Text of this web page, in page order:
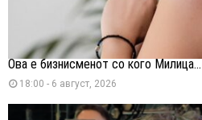
Ова е бизнисменот со кого Милица...
18:00 - 6 август, 2026